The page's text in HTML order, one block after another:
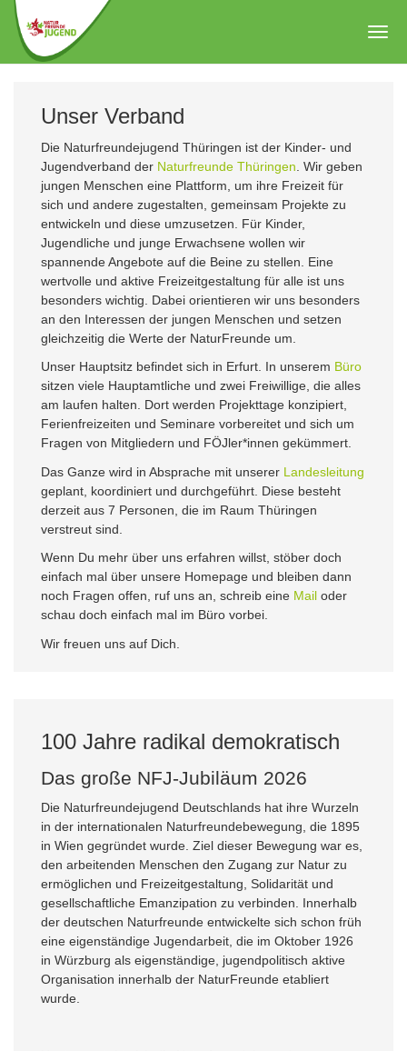
Zum
Hauptinhalt
springen
Unser Verband
Die Naturfreundejugend Thüringen ist der Kinder- und
Jugendverband der Naturfreunde Thüringen . Wir geben
jungen Menschen eine Plattform, um ihre Freizeit für
sich und andere zugestalten, gemeinsam Projekte zu
entwickeln und diese umzusetzen. Für Kinder,
Jugendliche und junge Erwachsene wollen wir
spannende Angebote auf die Beine zu stellen. Eine
wertvolle und aktive Freizeitgestaltung für alle ist uns
besonders wichtig. Dabei orientieren wir uns besonders
an den Interessen der jungen Menschen und setzen
gleichzeitig die Werte der NaturFreunde um.
Unser Hauptsitz befindet sich in Erfurt. In unserem Büro
sitzen viele Hauptamtliche und zwei Freiwillige, die alles
am laufen halten. Dort werden Projekttage konzipiert,
Ferienfreizeiten und Seminare vorbereitet und sich um
Fragen von Mitgliedern und FÖJler*innen gekümmert.
Das Ganze wird in Absprache mit unserer Landesleitung
geplant, koordiniert und durchgeführt. Diese besteht
derzeit aus 7 Personen, die im Raum Thüringen
verstreut sind.
Wenn Du mehr über uns erfahren willst, stöber doch
einfach mal über unsere Homepage und bleiben dann
noch Fragen offen, ruf uns an, schreib eine Mail oder
schau doch einfach mal im Büro vorbei.
Wir freuen uns auf Dich.
100 Jahre radikal demokratisch
Das große NFJ-Jubiläum 2026
Die Naturfreundejugend Deutschlands hat ihre Wurzeln
in der internationalen Naturfreundebewegung, die 1895
in Wien gegründet wurde. Ziel dieser Bewegung war es,
den arbeitenden Menschen den Zugang zur Natur zu
ermöglichen und Freizeitgestaltung, Solidarität und
gesellschaftliche Emanzipation zu verbinden. Innerhalb
der deutschen Naturfreunde entwickelte sich schon früh
eine eigenständige Jugendarbeit, die im Oktober 1926
in Würzburg als eigenständige, jugendpolitisch aktive
Organisation innerhalb der NaturFreunde etabliert
wurde.